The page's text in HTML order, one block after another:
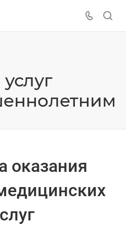
оказания